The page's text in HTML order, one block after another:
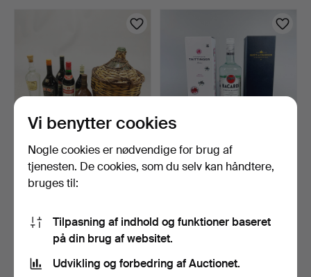
BLANDET ALKOHOL.
4 dage
54 USD
TO FLASKER
CHAMPAGNE.
81 USD
Vi benytter cookies
Nogle cookies er nødvendige for brug af
tjenesten. De cookies, som du selv kan håndtere,
bruges til:
Tilpasning af indhold og funktioner baseret
på din brug af websitet.
Udvikling og forbedring af Auctionet.